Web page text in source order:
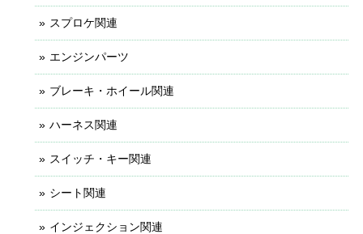
スプロケ関連
エンジンパーツ
ブレーキ・ホイール関連
ハーネス関連
スイッチ・キー関連
シート関連
インジェクション関連